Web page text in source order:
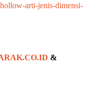
arti-jenis-dimensi-
&